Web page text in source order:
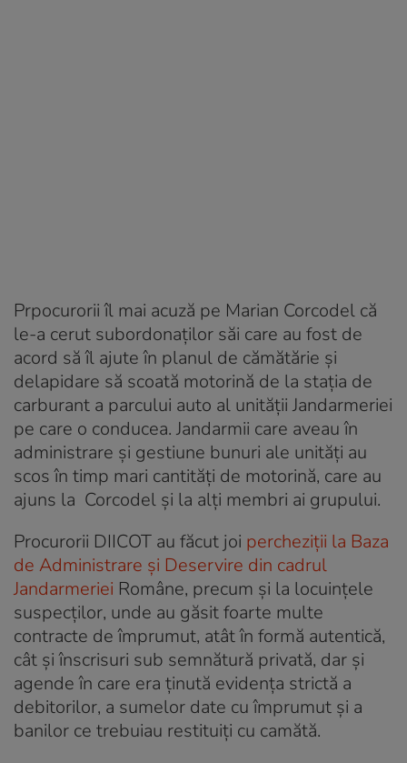
Prpocurorii îl mai acuză pe Marian Corcodel că
le-a cerut subordonaților săi care au fost de
acord să îl ajute în planul de cămătărie și
delapidare să scoată motorină de la stația de
carburant a parcului auto al unității Jandarmeriei
pe care o conducea. Jandarmii care aveau în
administrare și gestiune bunuri ale unități au
scos în timp mari cantități de motorină, care au
ajuns la Corcodel și la alți membri ai grupului.
Procurorii DIICOT au făcut joi percheziții la Baza
de Administrare și Deservire din cadrul
Jandarmeriei Române, precum și la locuințele
suspecților, unde au găsit foarte multe
contracte de împrumut, atât în formă autentică,
cât şi înscrisuri sub semnătură privată, dar și
agende în care era ținută evidența strictă a
debitorilor, a sumelor date cu împrumut și a
banilor ce trebuiau restituiți cu camătă.